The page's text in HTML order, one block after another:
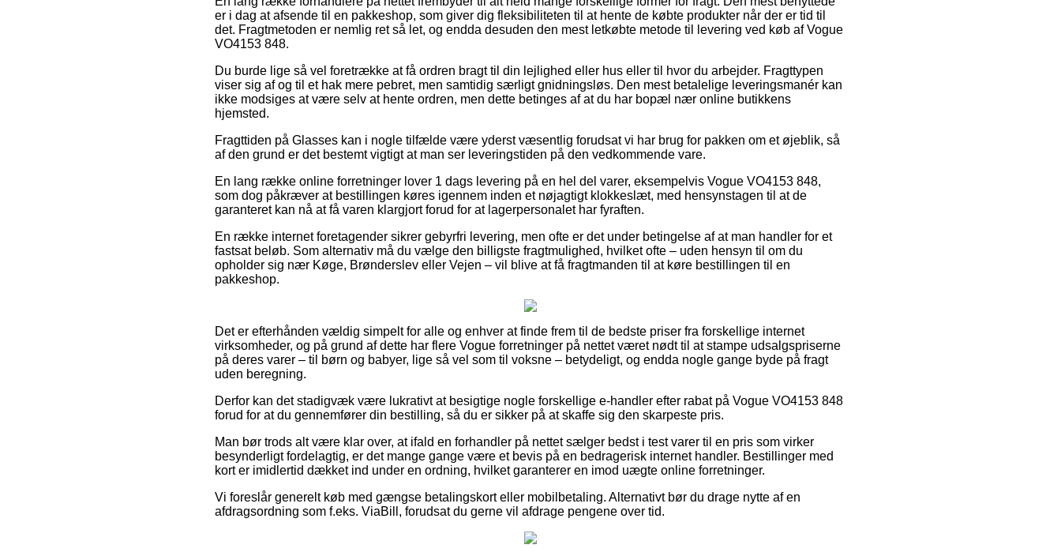
er i dag at afsende til en pakkeshop, som giver dig fleksibiliteten til at hente de købte produkter når der er tid til
det. Fragtmetoden er nemlig ret så let, og endda desuden den mest letkøbte metode til levering ved køb af Vogue
VO4153 848.
Du burde lige så vel foretrække at få ordren bragt til din lejlighed eller hus eller til hvor du arbejder. Fragttypen
viser sig af og til et hak mere pebret, men samtidig særligt gnidningsløs. Den mest betalelige leveringsmanér kan
ikke modsiges at være selv at hente ordren, men dette betinges af at du har bopæl nær online butikkens
hjemsted.
Fragttiden på Glasses kan i nogle tilfælde være yderst væsentlig forudsat vi har brug for pakken om et øjeblik, så
af den grund er det bestemt vigtigt at man ser leveringstiden på den vedkommende vare.
En lang række online forretninger lover 1 dags levering på en hel del varer, eksempelvis Vogue VO4153 848,
som dog påkræver at bestillingen køres igennem inden et nøjagtigt klokkeslæt, med hensynstagen til at de
garanteret kan nå at få varen klargjort forud for at lagerpersonalet har fyraften.
En række internet foretagender sikrer gebyrfri levering, men ofte er det under betingelse af at man handler for et
fastsat beløb. Som alternativ må du vælge den billigste fragtmulighed, hvilket ofte – uden hensyn til om du
opholder sig nær Køge, Brønderslev eller Vejen – vil blive at få fragtmanden til at køre bestillingen til en
pakkeshop.
Det er efterhånden vældig simpelt for alle og enhver at finde frem til de bedste priser fra forskellige internet
virksomheder, og på grund af dette har flere Vogue forretninger på nettet været nødt til at stampe udsalgspriserne
på deres varer – til børn og babyer, lige så vel som til voksne – betydeligt, og endda nogle gange byde på fragt
uden beregning.
Derfor kan det stadigvæk være lukrativt at besigtige nogle forskellige e-handler efter rabat på Vogue VO4153 848
forud for at du gennemfører din bestilling, så du er sikker på at skaffe sig den skarpeste pris.
Man bør trods alt være klar over, at ifald en forhandler på nettet sælger bedst i test varer til en pris som virker
besynderligt fordelagtig, er det mange gange være et bevis på en bedragerisk internet handler. Bestillinger med
kort er imidlertid dækket ind under en ordning, hvilket garanterer en imod uægte online forretninger.
Vi foreslår generelt køb med gængse betalingskort eller mobilbetaling. Alternativt bør du drage nytte af en
afdragsordning som f.eks. ViaBill, forudsat du gerne vil afdrage pengene over tid.